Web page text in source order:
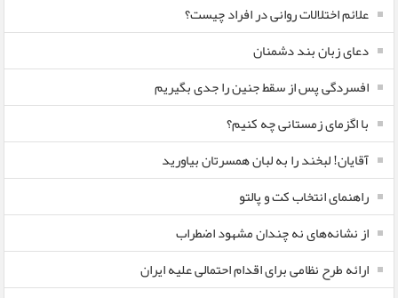
علائم اختلالات روانی در افراد چیست؟
دعای زبان بند دشمنان
افسردگی پس از سقط جنین را جدی بگیریم
با اگزمای زمستانی چه کنیم؟
آقایان! لبخند را به لبان همسرتان بیاورید
راهنمای انتخاب کت و پالتو
از نشانه‌های نه چندان مشهود اضطراب
ارائه طرح نظامی برای اقدام احتمالی علیه ایران